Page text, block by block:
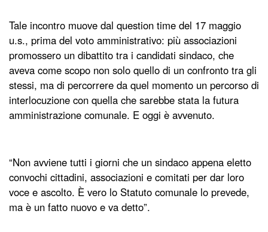
Tale incontro muove dal question time del 17 maggio
u.s., prima del voto amministrativo: più associazioni
promossero un dibattito tra i candidati sindaco, che
aveva come scopo non solo quello di un confronto tra gli
stessi, ma di percorrere da quel momento un percorso di
interlocuzione con quella che sarebbe stata la futura
amministrazione comunale. E oggi è avvenuto.
“Non avviene tutti i giorni che un sindaco appena eletto
convochi cittadini, associazioni e comitati per dar loro
voce e ascolto. È vero lo Statuto comunale lo prevede,
ma è un fatto nuovo e va detto”.